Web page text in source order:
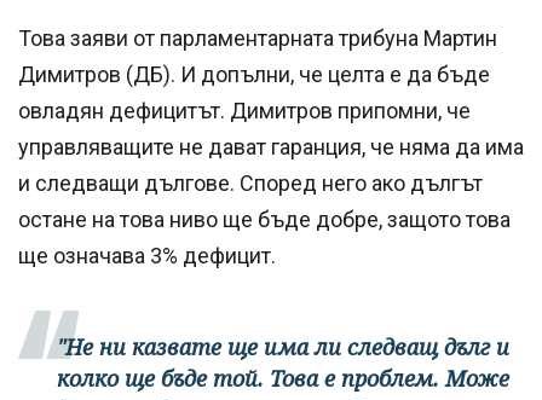
Това заяви от парламентарната трибуна Мартин
Димитров (ДБ). И допълни, че целта е да бъде
овладян дефицитът. Димитров припомни, че
управляващите не дават гаранция, че няма да има
и следващи дългове. Според него ако дългът
остане на това ниво ще бъде добре, защото това
ще означава 3% дефицит.
"Не ни казвате ще има ли следващ дълг и
колко ще бъде той. Това е проблем. Може